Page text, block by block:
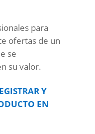
para
ofertas de un
se
su valor.
Y
EN